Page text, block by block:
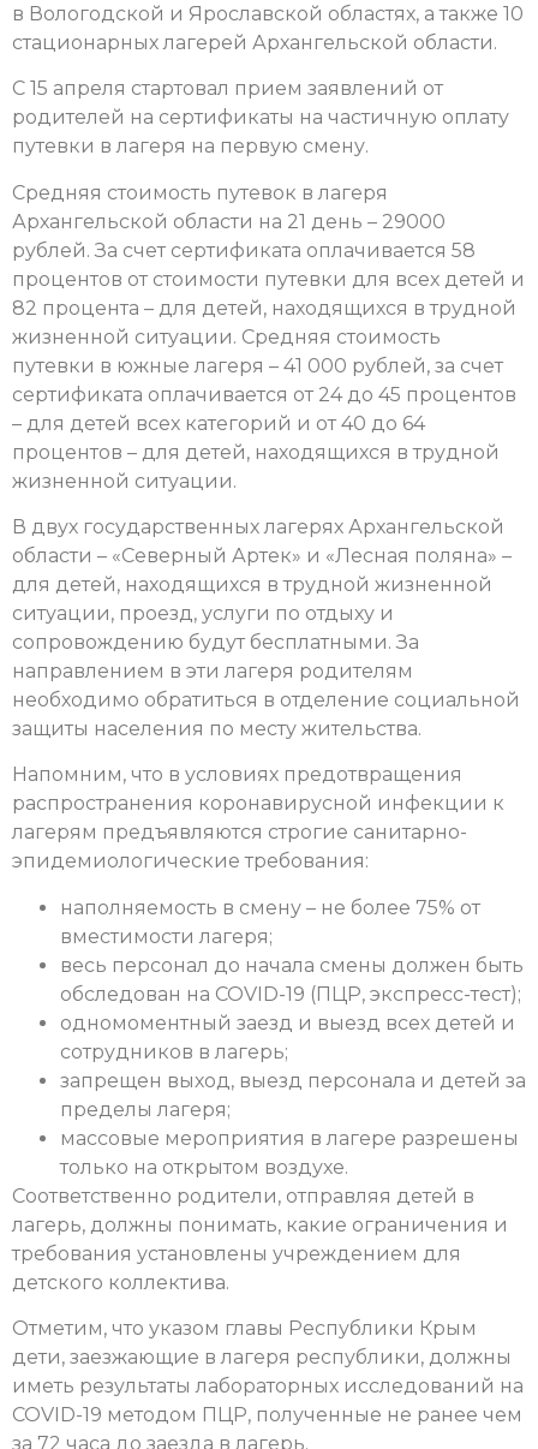
в Вологодской и Ярославской областях, а также 10
стационарных лагерей Архангельской области.
С 15 апреля стартовал прием заявлений от
родителей на сертификаты на частичную оплату
путевки в лагеря на первую смену.
Средняя стоимость путевок в лагеря
Архангельской области на 21 день – 29000
рублей. За счет сертификата оплачивается 58
процентов от стоимости путевки для всех детей и
82 процента – для детей, находящихся в трудной
жизненной ситуации. Средняя стоимость
путевки в южные лагеря – 41 000 рублей, за счет
сертификата оплачивается от 24 до 45 процентов
– для детей всех категорий и от 40 до 64
процентов – для детей, находящихся в трудной
жизненной ситуации.
В двух государственных лагерях Архангельской
области – «Северный Артек» и «Лесная поляна» –
для детей, находящихся в трудной жизненной
ситуации, проезд, услуги по отдыху и
сопровождению будут бесплатными. За
направлением в эти лагеря родителям
необходимо обратиться в отделение социальной
защиты населения по месту жительства.
Напомним, что в условиях предотвращения
распространения коронавирусной инфекции к
лагерям предъявляются строгие санитарно-
эпидемиологические требования:
наполняемость в смену – не более 75% от
вместимости лагеря;
весь персонал до начала смены должен быть
обследован на COVID-19 (ПЦР, экспресс-тест);
одномоментный заезд и выезд всех детей и
сотрудников в лагерь;
запрещен выход, выезд персонала и детей за
пределы лагеря;
массовые мероприятия в лагере разрешены
только на открытом воздухе.
Соответственно родители, отправляя детей в
лагерь, должны понимать, какие ограничения и
требования установлены учреждением для
детского коллектива.
Отметим, что указом главы Республики Крым
дети, заезжающие в лагеря республики, должны
иметь результаты лабораторных исследований на
COVID-19 методом ПЦР, полученные не ранее чем
за 72 часа до заезда в лагерь.